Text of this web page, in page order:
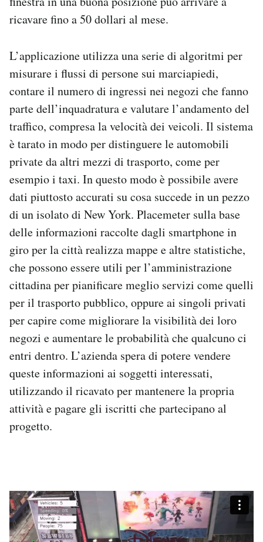
ricavare fino a 50 dollari al mese.
L’applicazione utilizza una serie di algoritmi per
misurare i flussi di persone sui marciapiedi,
contare il numero di ingressi nei negozi che fanno
parte dell’inquadratura e valutare l’andamento del
traffico, compresa la velocità dei veicoli. Il sistema
è tarato in modo per distinguere le automobili
private da altri mezzi di trasporto, come per
esempio i taxi. In questo modo è possibile avere
dati piuttosto accurati su cosa succede in un pezzo
di un isolato di New York. Placemeter sulla base
delle informazioni raccolte dagli smartphone in
giro per la città realizza mappe e altre statistiche,
che possono essere utili per l’amministrazione
cittadina per pianificare meglio servizi come quelli
per il trasporto pubblico, oppure ai singoli privati
per capire come migliorare la visibilità dei loro
negozi e aumentare le probabilità che qualcuno ci
entri dentro. L’azienda spera di potere vendere
queste informazioni ai soggetti interessati,
utilizzando il ricavato per mantenere la propria
attività e pagare gli iscritti che partecipano al
progetto.